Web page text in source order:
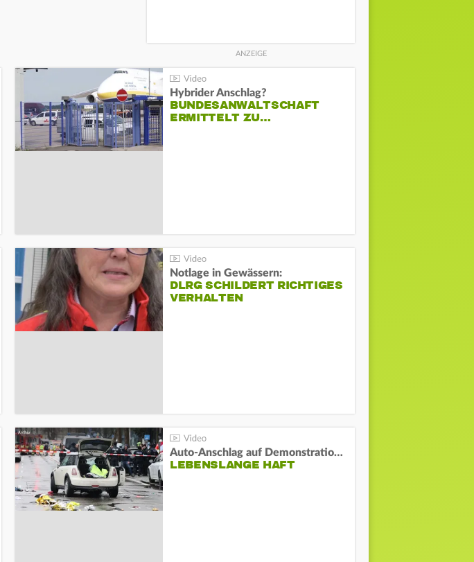
Hybrider Anschlag?
BUNDESANWALTSCHAFT
ERMITTELT ZU…
Notlage in Gewässern:
DLRG SCHILDERT RICHTIGES
VERHALTEN
Auto-Anschlag auf Demonstration in München:
LEBENSLANGE HAFT